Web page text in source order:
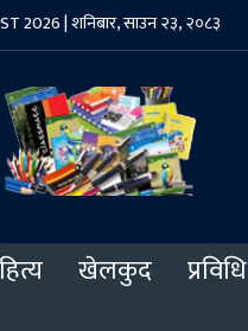
2026 | शनिबार, साउन २३, २०८३
खेलकुद प्रविधि